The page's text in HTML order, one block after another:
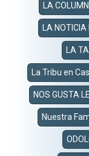
LA
LA
LA
La Tribu en
NOS GUSTA
Nuestra